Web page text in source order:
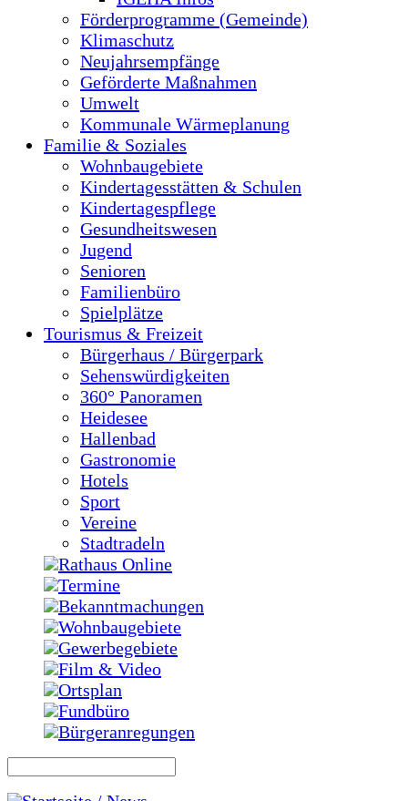
Förderprogramme (Gemeinde)
Klimaschutz
Neujahrsempfänge
Geförderte Maßnahmen
Umwelt
Kommunale Wärmeplanung
Familie & Soziales
Wohnbaugebiete
Kindertagesstätten & Schulen
Kindertagespflege
Gesundheitswesen
Jugend
Senioren
Familienbüro
Spielplätze
Tourismus & Freizeit
Bürgerhaus / Bürgerpark
Sehenswürdigkeiten
360° Panoramen
Heidesee
Hallenbad
Gastronomie
Hotels
Sport
Vereine
Stadtradeln
Rathaus Online
Termine
Bekanntmachungen
Wohnbaugebiete
Gewerbegebiete
Film & Video
Ortsplan
Fundbüro
Bürgeranregungen